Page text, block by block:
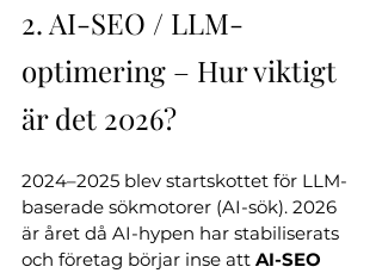
2. AI-SEO / LLM-
optimering – Hur viktigt
är det 2026?
2024–2025 blev startskottet för LLM-
baserade sökmotorer (AI-sök). 2026
är året då AI-hypen har stabiliserats
och företag börjar inse att AI-SEO